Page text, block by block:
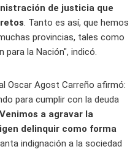
de justicia que
. Tanto es así, que hemos
provincias, tales como
para la Nación", indicó.
Oscar Agost Carreño afirmó:
para cumplir con la deuda
Venimos a agravar la
delinquir como forma
indignación a la sociedad